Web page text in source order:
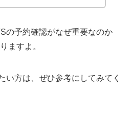
の予約確認がなぜ重要なのか
ますよ。
い方は、ぜひ参考にしてみてく